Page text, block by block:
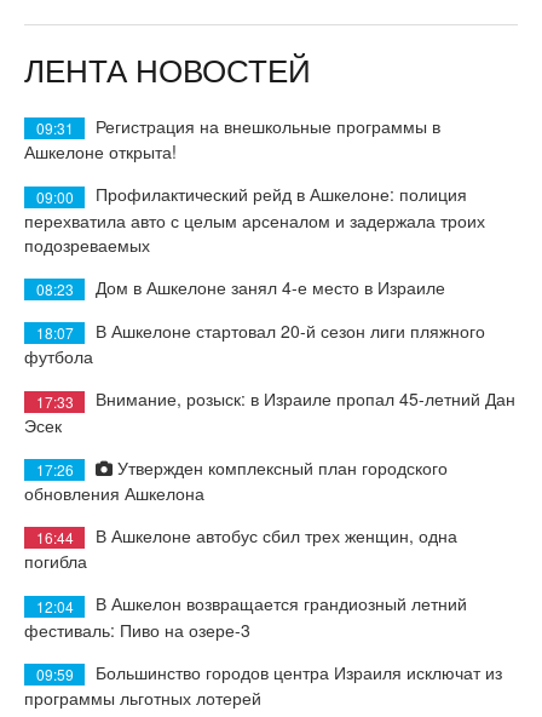
ЛЕНТА НОВОСТЕЙ
09:31
Регистрация на внешкольные программы в
Ашкелоне открыта!
09:00
Профилактический рейд в Ашкелоне: полиция
перехватила авто с целым арсеналом и задержала троих
подозреваемых
08:23 Дом в Ашкелоне занял 4-е место в Израиле
18:07
В Ашкелоне стартовал 20-й сезон лиги пляжного
футбола
17:33
Внимание, розыск: в Израиле пропал 45-летний Дан
Эсек
17:26
Утвержден комплексный план городского
обновления Ашкелона
16:44
В Ашкелоне автобус сбил трех женщин, одна
погибла
12:04
В Ашкелон возвращается грандиозный летний
фестиваль: Пиво на озере-3
09:59
Большинство городов центра Израиля исключат из
программы льготных лотерей